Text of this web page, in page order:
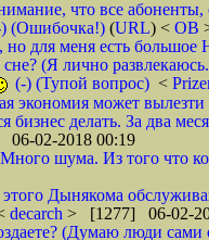
что все абоненты,
(Ошибочка!) (URL) < ОВ
но для меня есть
(Я лично
(-) (Тупой вопрос) <
экономия может
делать. За два
02-2018 00:19
Много шума. Из того что
Дынякома
decarch > [1277] 06-02-
(Думаю люди сами